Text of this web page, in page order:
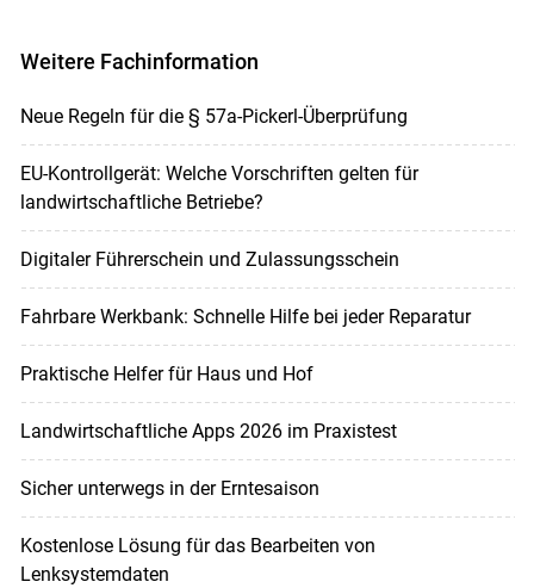
Weitere Fachinformation
Neue Regeln für die § 57a-Pickerl-Überprüfung
EU-Kontrollgerät: Welche Vorschriften gelten für
landwirtschaftliche Betriebe?
Digitaler Führerschein und Zulassungsschein
Fahrbare Werkbank: Schnelle Hilfe bei jeder Reparatur
Praktische Helfer für Haus und Hof
Landwirtschaftliche Apps 2026 im Praxistest
Sicher unterwegs in der Erntesaison
Kostenlose Lösung für das Bearbeiten von
Lenksystemdaten